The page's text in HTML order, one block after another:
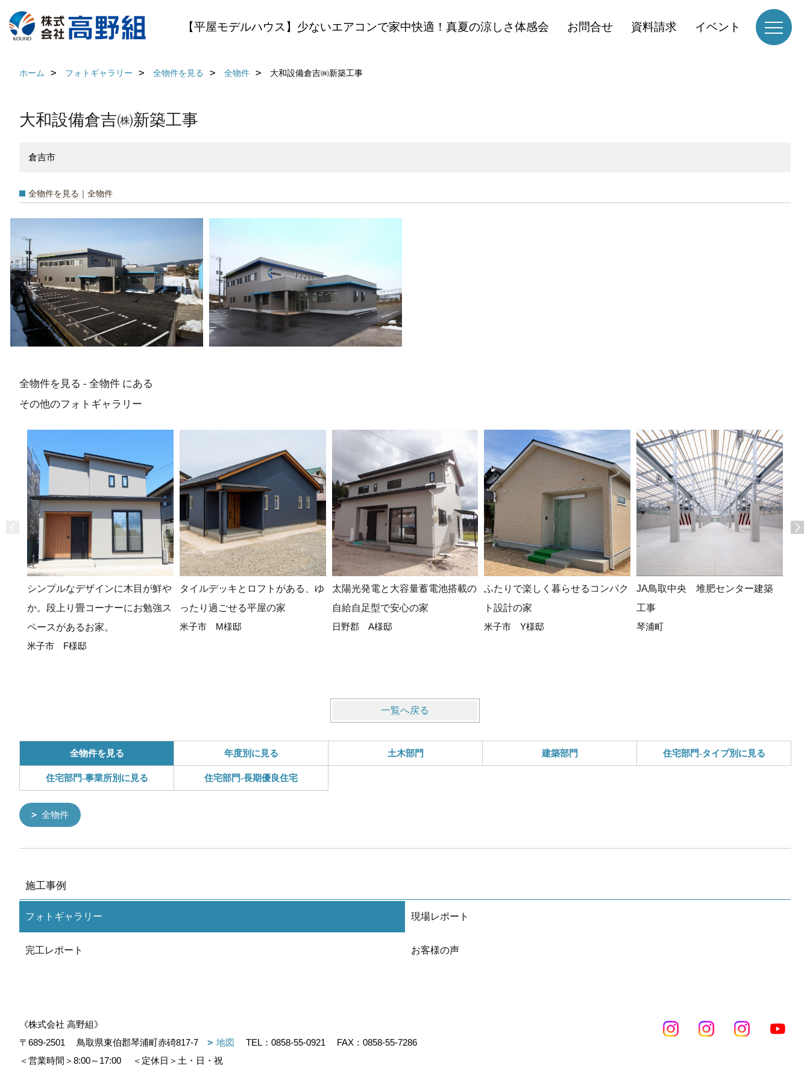
【平屋モデルハウス】少ないエアコンで家中快適！真夏の涼しさ体感会 お問合せ 資料請求 イベント
ホーム フォトギャラリー 全物件を見る 全物件 大和設備倉吉㈱新築工事
大和設備倉吉㈱新築工事
倉吉市
全物件を見る｜全物件
全物件を見る - 全物件 にある
その他のフォトギャラリー
シンプルなデザインに木目が鮮や
か。段上り畳コーナーにお勉強ス
ペースがあるお家。
米子市 F様邸
タイルデッキとロフトがある、ゆ
ったり過ごせる平屋の家
米子市 M様邸
太陽光発電と大容量蓄電池搭載の
自給自足型で安心の家
日野郡 A様邸
ふたりで楽しく暮らせるコンパク
ト設計の家
米子市 Y様邸
JA鳥取中央 堆肥センター建築
工事
琴浦町
一覧へ戻る
全物件を見る 年度別に見る 土木部門 建築部門 住宅部門-タイプ別に見る
住宅部門-事業所別に見る 住宅部門-長期優良住宅
全物件
施工事例
フォトギャラリー 現場レポート
完工レポート お客様の声
《株式会社 高野組》
〒689-2501
鳥取県東伯郡琴浦町赤碕817-7 地図 TEL： 0858-55-0921
FAX：0858-55-7286
＜営業時間＞8:00～17:00
＜定休日＞土・日・祝